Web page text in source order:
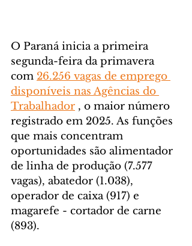
O Paraná inicia a primeira
segunda-feira da primavera
com 26.256 vagas de emprego
disponíveis nas Agências do
Trabalhador , o maior número
registrado em 2025. As funções
que mais concentram
oportunidades são alimentador
de linha de produção (7.577
vagas), abatedor (1.038),
operador de caixa (917) e
magarefe - cortador de carne
(893).